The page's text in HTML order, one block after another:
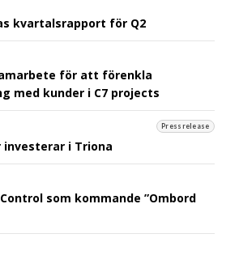
kvartalsrapport för Q2
för att förenkla
med kunder i C7 projects
Pressrelease
investerar i Triona
som kommande ”Ombord